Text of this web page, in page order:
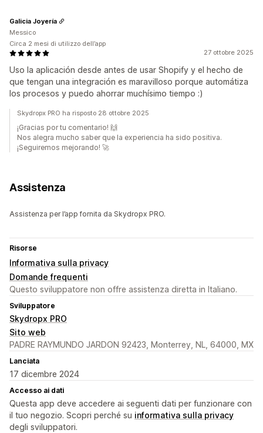
27 ottobre 2025
Uso la aplicación desde antes de usar Shopify y el hecho de
que tengan una integración es maravilloso porque automátiza
los procesos y puedo ahorrar muchísimo tiempo :)
Galicia Joyería
Messico
Circa 2 mesi di utilizzo dell’app
Skydropx PRO ha risposto 28 ottobre 2025
¡Gracias por tu comentario! 🙌
Nos alegra mucho saber que la experiencia ha sido positiva.
¡Seguiremos mejorando! 🚀
Assistenza
Assistenza per l’app fornita da Skydropx PRO.
Risorse
Informativa sulla privacy
Domande frequenti
Questo sviluppatore non offre assistenza diretta in Italiano.
Sviluppatore
Skydropx PRO
Sito web
PADRE RAYMUNDO JARDON 92423, Monterrey, NL, 64000, MX
Lanciata
17 dicembre 2024
Accesso ai dati
Questa app deve accedere ai seguenti dati per funzionare con
il tuo negozio. Scopri perché su informativa sulla privacy
degli sviluppatori.